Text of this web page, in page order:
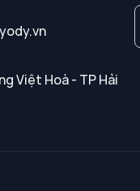
Việt Hoà - TP Hải